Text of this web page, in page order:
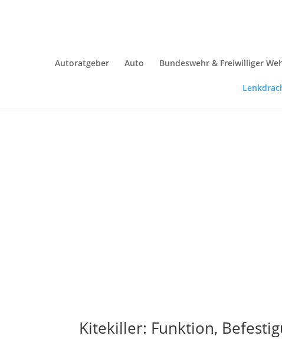
Autoratgeber Auto Bundeswehr & Freiwilliger
Kitekiller: Funktion,